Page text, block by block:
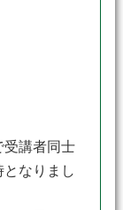
受講者同士
なりまし